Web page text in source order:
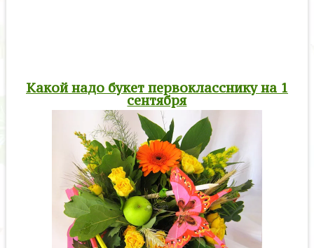
Какой надо букет первокласснику на 1
сентября